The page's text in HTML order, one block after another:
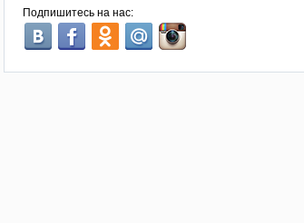
Подпишитесь на нас: